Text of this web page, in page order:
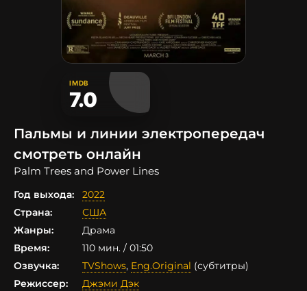
IMDB
7.0
Пальмы и линии электропередач
смотреть онлайн
Palm Trees and Power Lines
Год выхода:
2022
Страна:
США
Жанры:
Драма
Время:
110 мин. / 01:50
Озвучка:
TVShows, Eng.Original (субтитры)
Режиссер:
Джэми Дэк